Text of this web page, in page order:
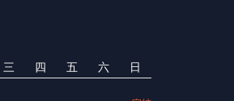
三 四 五 六 日